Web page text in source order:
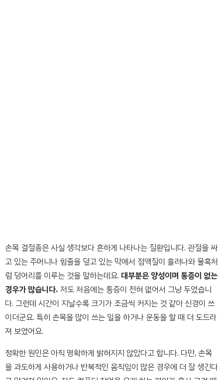
손목 결절종은 사실 생각보다 흔하게 나타나는 질환입니다. 관절을 싸
고 있는 주머니나 힘줄을 덮고 있는 막에서 점액질이 흘러나와 물혹처
럼 덩어리를 이루는 것을 말하는데요. 대부분은 양성이며 통증이 없는
경우가 많습니다. 저도 처음에는 통증이 전혀 없어서 그냥 두었습니
다. 그런데 시간이 지날수록 크기가 조금씩 커지는 것 같아 신경이 쓰
이더군요. 특히 손목을 많이 쓰는 일을 하거나 운동을 할 때 더 도드라
져 보였어요.
정확한 원인은 아직 명확하게 밝혀지지 않았다고 합니다. 다만, 손목
을 과도하게 사용하거나 반복적인 움직임이 많은 경우에 더 잘 생긴다